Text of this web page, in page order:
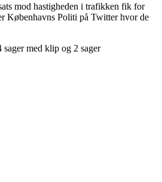
mod hastigheden i trafikken fik for
Københavns Politi på Twitter hvor de
med klip og 2 sager